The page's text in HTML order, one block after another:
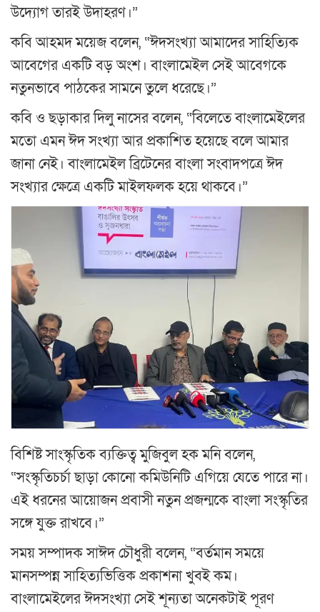
উদ্যোগ তারই উদাহরণ।”
কবি আহমদ ময়েজ বলেন, “ঈদসংখ্যা আমাদের সাহিত্যিক
আবেগের একটি বড় অংশ। বাংলামেইল সেই আবেগকে
নতুনভাবে পাঠকের সামনে তুলে ধরেছে।”
কবি ও ছড়াকার দিলু নাসের বলেন, “বিলেতে বাংলামেইলের
মতো এমন ঈদ সংখ্যা আর প্রকাশিত হয়েছে বলে আমার
জানা নেই। বাংলামেইল ব্রিটেনের বাংলা সংবাদপত্রে ঈদ
সংখ্যার ক্ষেত্রে একটি মাইলফলক হয়ে থাকবে।”
বিশিষ্ট সাংস্কৃতিক ব্যক্তিত্ব মুজিবুল হক মনি বলেন,
“সংস্কৃতিচর্চা ছাড়া কোনো কমিউনিটি এগিয়ে যেতে পারে না।
এই ধরনের আয়োজন প্রবাসী নতুন প্রজন্মকে বাংলা সংস্কৃতির
সঙ্গে যুক্ত রাখবে।”
সময় সম্পাদক সাঈদ চৌধুরী বলেন, “বর্তমান সময়ে
মানসম্পন্ন সাহিত্যভিত্তিক প্রকাশনা খুবই কম।
বাংলামেইলের ঈদসংখ্যা সেই শূন্যতা অনেকটাই পূরণ